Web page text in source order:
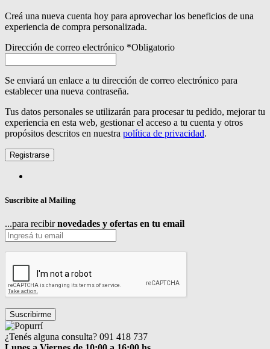
Creá una nueva cuenta hoy para aprovechar los beneficios de una
experiencia de compra personalizada.
Dirección de correo electrónico *Obligatorio
Se enviará un enlace a tu dirección de correo electrónico para
establecer una nueva contraseña.
Tus datos personales se utilizarán para procesar tu pedido, mejorar tu
experiencia en esta web, gestionar el acceso a tu cuenta y otros
propósitos descritos en nuestra política de privacidad.
Registrarse
Suscribite al Mailing
...para recibirnovedades y ofertas en tu email
¿Tenés alguna consulta? 091 418 737